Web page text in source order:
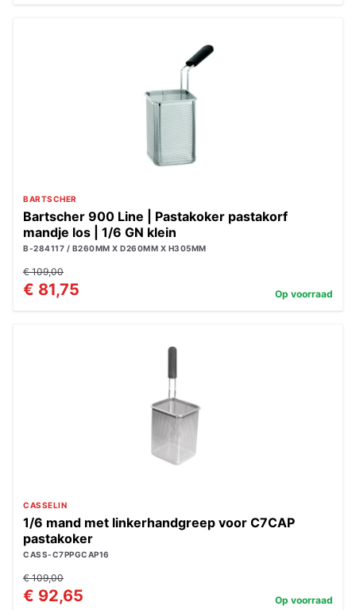
BARTSCHER
Bartscher 900 Line | Pastakoker pastakorf
mandje los | 1/6 GN klein
B-284117 / B260MM X D260MM X H305MM
€ 109,00
€ 81,75 Op voorraad
CASSELIN
1/6 mand met linkerhandgreep voor C7CAP
pastakoker
CASS-C7PPGCAP16
€ 109,00
€ 92,65 Op voorraad